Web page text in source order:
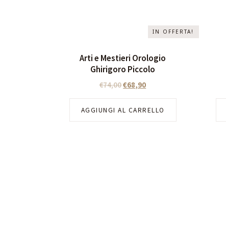
IN OFFERTA!
Arti e Mestieri Orologio
Ghirigoro Piccolo
€74,00€68,90
AGGIUNGI AL CARRELLO